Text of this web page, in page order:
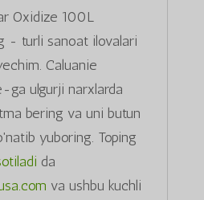
Oxidize 100L
- turli sanoat ilovalari
Caluanie
ga ulgurji narxlarda
bering va uni butun
yuboring. Toping
da
va ushbu kuchli